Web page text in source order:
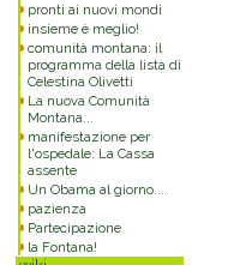
pronti ai nuovi mondi
insieme è meglio!
comunità montana: il
programma della lista di
Celestina Olivetti
La nuova Comunità
Montana...
manifestazione per
l'ospedale: La Cassa
assente
Un Obama al giorno....
pazienza
Partecipazione
la Fontana!